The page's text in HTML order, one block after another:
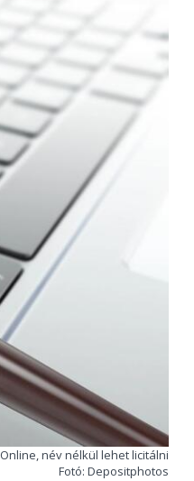
Online, név nélkül lehet licitálni
Fotó: Depositphotos